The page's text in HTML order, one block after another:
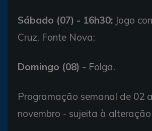
Sábado (07) - 16h30: Jogo
Cruz, Fonte Nova;
Domingo (08) - Folga.
Programação semanal de 02
novembro - sujeita à alteração